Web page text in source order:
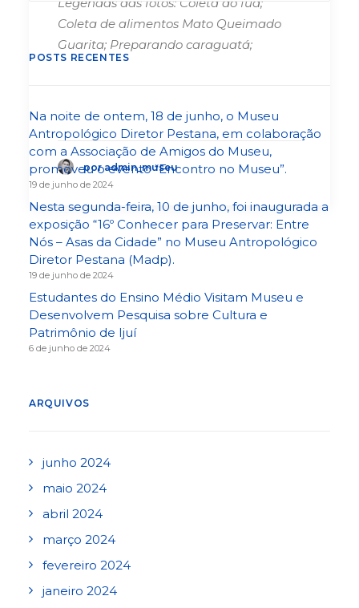
Coleta de alimentos Mato Queimado
Guarita; Preparando caraguatá;
por admin_museu
POSTS RECENTES
Na noite de ontem, 18 de junho, o Museu
Antropológico Diretor Pestana, em colaboração
com a Associação de Amigos do Museu,
promoveu o evento “Encontro no Museu”.
19 de junho de 2024
Nesta segunda-feira, 10 de junho, foi inaugurada a
exposição “16º Conhecer para Preservar: Entre
Nós – Asas da Cidade” no Museu Antropológico
Diretor Pestana (Madp).
19 de junho de 2024
Estudantes do Ensino Médio Visitam Museu e
Desenvolvem Pesquisa sobre Cultura e
Patrimônio de Ijuí
6 de junho de 2024
ARQUIVOS
junho 2024
maio 2024
abril 2024
março 2024
fevereiro 2024
janeiro 2024